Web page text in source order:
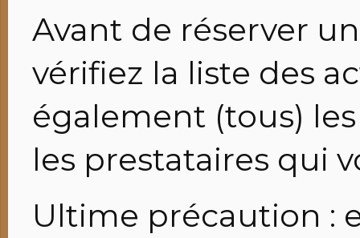
Avant de réserver
vérifiez la liste des
également (tous)
les prestataires qui
Ultime précaution :